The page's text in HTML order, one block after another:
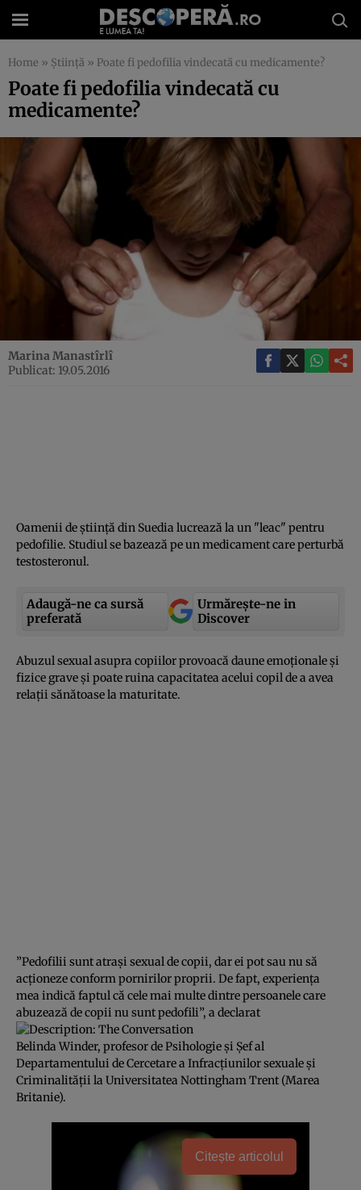
Home » Știință » Poate fi pedofilia vindecată cu medicamente?
Poate fi pedofilia vindecată cu
medicamente?
Marina Manastîrlî
Publicat: 19.05.2016
Oamenii de ştiinţă din Suedia lucrează la un "leac" pentru
pedofilie. Studiul se bazează pe un medicament care perturbă
testosteronul.
Adaugă-ne ca sursă
preferată
Urmărește-ne in
Discover
Abuzul sexual asupra copiilor provoacă daune emoţionale şi
fizice grave şi poate ruina capacitatea acelui copil de a avea
relaţii sănătoase la maturitate.
”Pedofilii sunt atraşi sexual de copii, dar ei pot sau nu să
acţioneze conform pornirilor proprii. De fapt, experienţa
mea indică faptul că cele mai multe dintre persoanele care
abuzează de copii nu sunt pedofili”, a declarat
Belinda Winder, profesor de Psihologie şi Şef al
Departamentului de Cercetare a Infracţiunilor sexuale şi
Criminalităţii la Universitatea Nottingham Trent (Marea
Britanie).
Citește articolul